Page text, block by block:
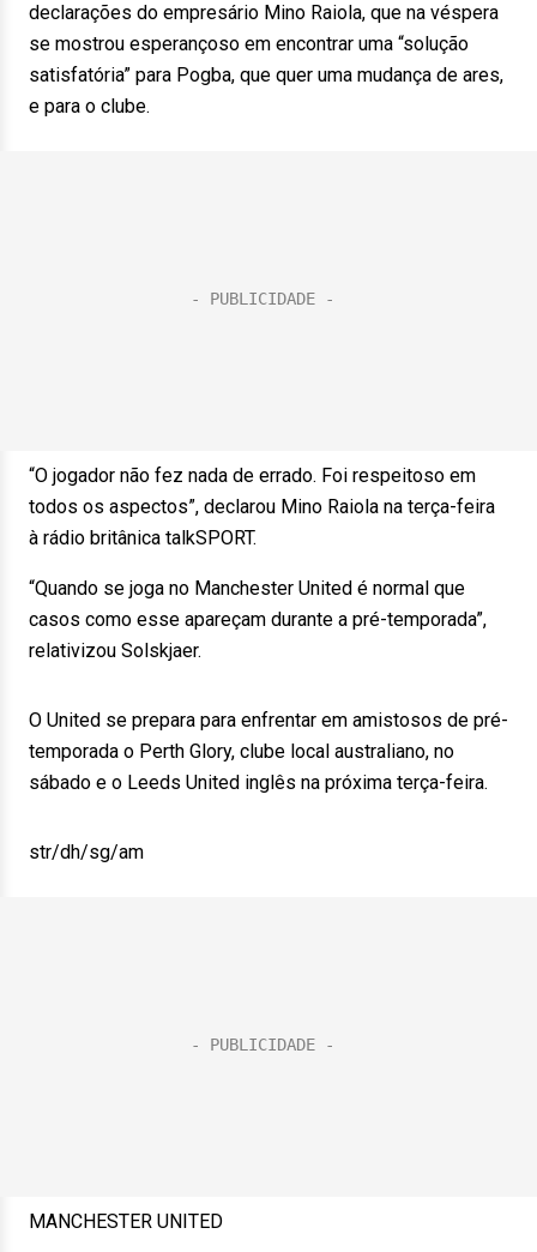
declarações do empresário Mino Raiola, que na véspera
se mostrou esperançoso em encontrar uma “solução
satisfatória” para Pogba, que quer uma mudança de ares,
e para o clube.
“O jogador não fez nada de errado. Foi respeitoso em
todos os aspectos”, declarou Mino Raiola na terça-feira
à rádio britânica talkSPORT.
“Quando se joga no Manchester United é normal que
casos como esse apareçam durante a pré-temporada”,
relativizou Solskjaer.
O United se prepara para enfrentar em amistosos de pré-
temporada o Perth Glory, clube local australiano, no
sábado e o Leeds United inglês na próxima terça-feira.
str/dh/sg/am
MANCHESTER UNITED